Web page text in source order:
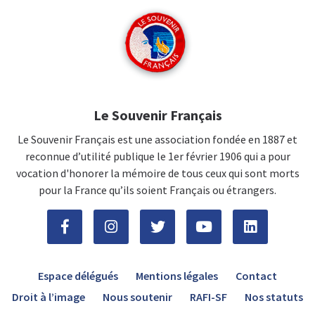
Le Souvenir Français
Le Souvenir Français est une association fondée en 1887 et
reconnue d’utilité publique le 1er février 1906 qui a pour
vocation d'honorer la mémoire de tous ceux qui sont morts
pour la France qu’ils soient Français ou étrangers.
Espace délégués Mentions légales
Contact
Droit à l’image
Nous soutenir RAFI-SF Nos statuts